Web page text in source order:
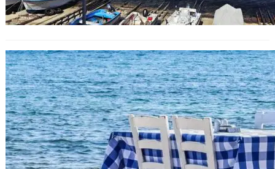
НАП приключи летните проверки
по морето – над 1300 нарушения и
75 хил. лв. иззети от длъжници